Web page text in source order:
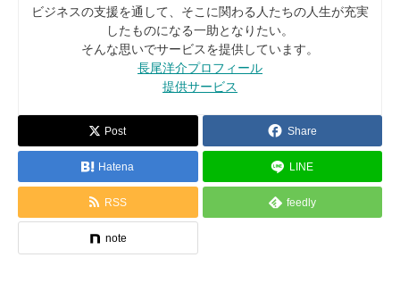
ビジネスの支援を通して、そこに関わる人たちの人生が充実
したものになる一助となりたい。
そんな思いでサービスを提供しています。
長尾洋介プロフィール
提供サービス
Post Share
Hatena LINE
RSS feedly
note